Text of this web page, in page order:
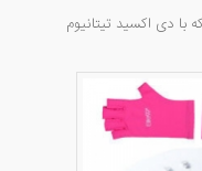
دی اکسید تیتانیوم